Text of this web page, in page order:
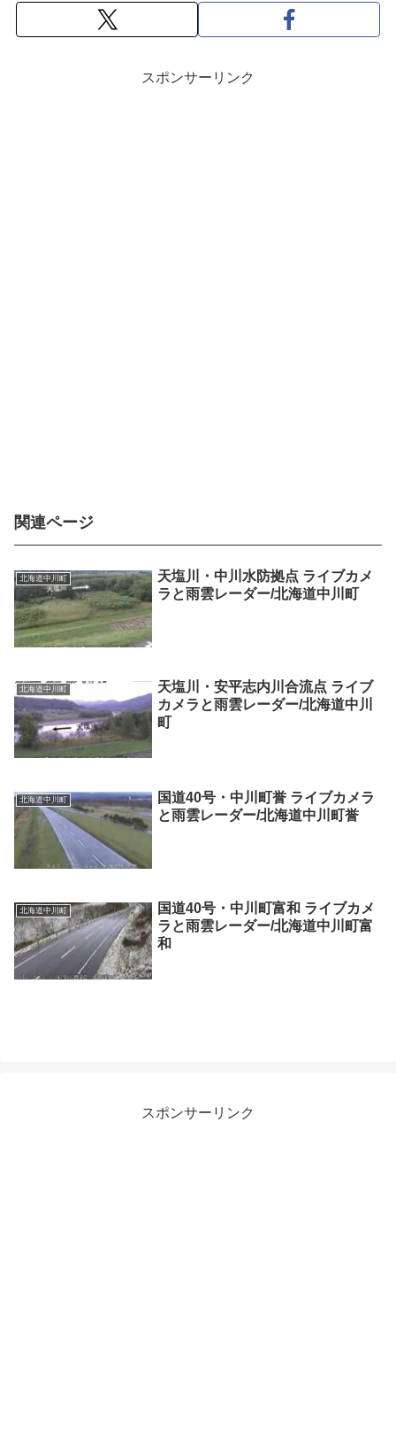
スポンサーリンク
関連ページ
北海道中川町
天塩川・中川水防拠点 ライブカメ
ラと雨雲レーダー/北海道中川町
北海道中川町
天塩川・安平志内川合流点 ライブ
カメラと雨雲レーダー/北海道中川
町
北海道中川町
国道40号・中川町誉 ライブカメラ
と雨雲レーダー/北海道中川町誉
北海道中川町
国道40号・中川町富和 ライブカメ
ラと雨雲レーダー/北海道中川町富
和
スポンサーリンク